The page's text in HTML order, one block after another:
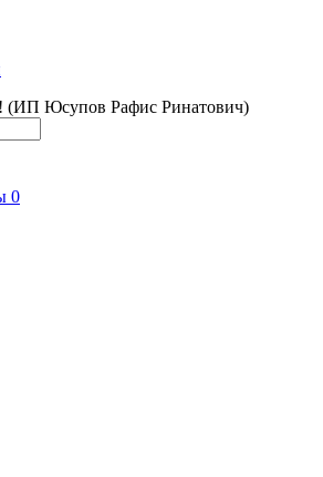
(ИП Юсупов Рафис Ринатович)
0